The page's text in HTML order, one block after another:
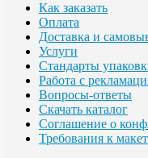
Как заказать
Оплата
Доставка и
Услуги
Стандарты
Работа с
Вопросы-ответы
Скачать каталог
Соглашение о
Требования к